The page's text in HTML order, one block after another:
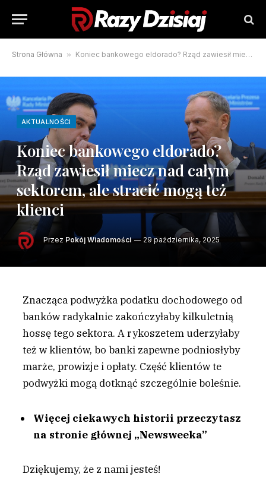
Strona Główna » Koniec bankowego eldorado? Rząd zawiesił miecz nad całym sektorem, ale stracić mogą też klienci
AKTUALNOŚCI
Koniec bankowego eldorado?
Rząd zawiesił miecz nad całym
sektorem, ale stracić mogą też
klienci
Przez Pokój Wiadomości 29 października, 2025
Znacząca podwyżka podatku dochodowego od
banków radykalnie zakończyłaby kilkuletnią
hossę tego sektora. A rykoszetem uderzyłaby
też w klientów, bo banki zapewne podniosłyby
marże, prowizje i opłaty. Część klientów te
podwyżki mogą dotknąć szczególnie boleśnie.
Więcej ciekawych historii przeczytasz
na stronie głównej „Newsweeka”
Dziękujemy, że z nami jesteś!